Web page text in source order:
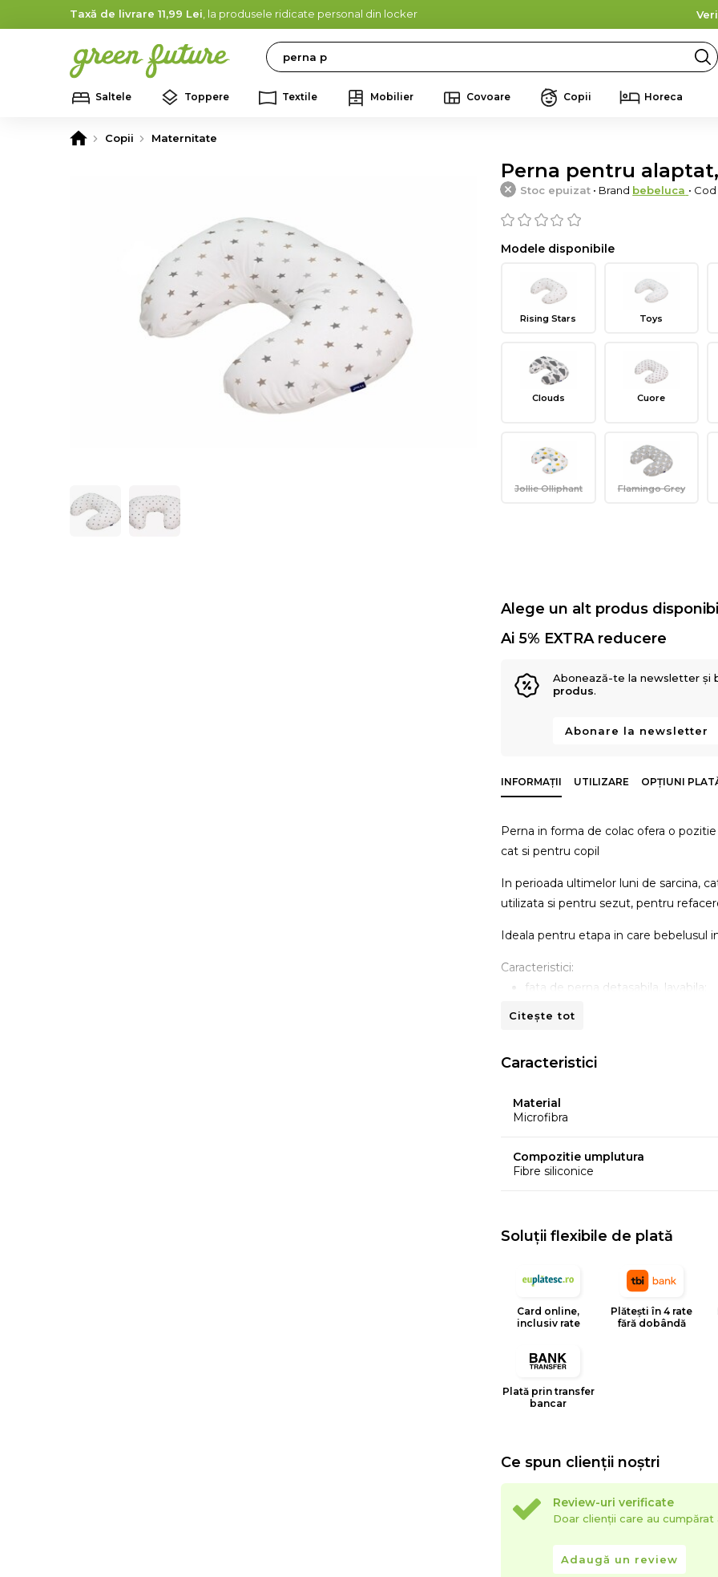
Taxă de livrare 11,99 Lei , la produsele ridicate personal din locker
Search
Saltele Toppere Textile Mobilier Covoare Copii Horeca
Copii Maternitate
Perna pentru alaptat,
Stoc epuizat • Brand bebeluca •
Modele disponibile
Rising Stars Toys
Clouds Cuore
Jollie Olliphant Flamingo Grey
Alege un alt produs
Ai 5% EXTRA reducere
Abonează-te la newsletter și
produs.
Abonare la newsletter
INFORMAȚII UTILIZARE OPȚIUNI
Perna in forma de colac ofera o
cat si pentru copil
In perioada ultimelor luni de sarcina,
utilizata si pentru sezut, pentru
Ideala pentru etapa in care bebelusul
Caracteristici:
fata de perna detasabila, lavabila;
Dimensiuni perna ambalata in geanta:
Lungime exterioara 158 cm, lungime
Citește tot
Caracteristici
Material
Microfibra
Compozitie umplutura
Fibre siliconice
Soluții flexibile de plată
Card online,
inclusiv rate
Plătești în 4 rate
fără dobândă
Plată prin transfer
bancar
Ce spun clienții noștri
Review-uri verificate
Doar clienții care au
Adaugă un review